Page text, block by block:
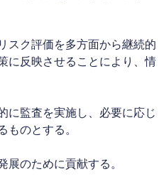
スク評価を多方面から継続的
に反映させることにより、情
に監査を実施し、必要に応じ
ものとする。
展のために貢献する。